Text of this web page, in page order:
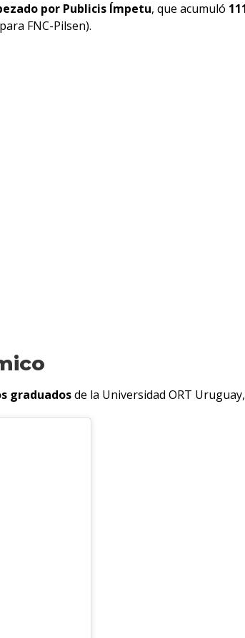
por Publicis Ímpetu, que acumuló
FNC-Pilsen).
graduadosde la Universidad ORT